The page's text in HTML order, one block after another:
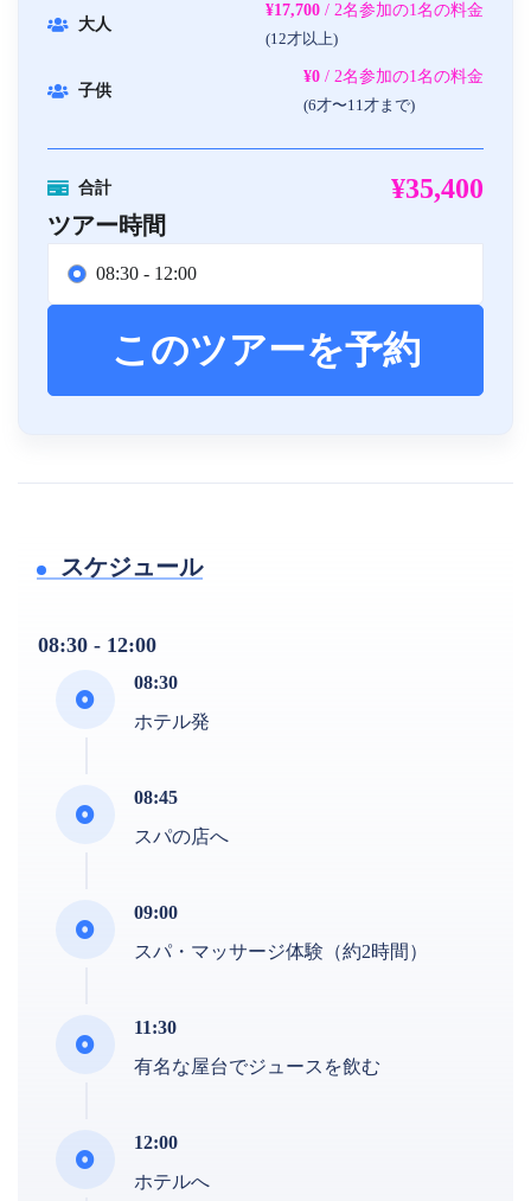
大人
¥17,700 / 2名参加の1名の料金
(12才以上)
子供
¥0 / 2名参加の1名の料金
(6才〜11才まで)
合計 ¥35,400
ツアー時間
08:30 - 12:00
このツアーを予約
スケジュール
08:30 - 12:00
08:30
ホテル発
08:45
スパの店へ
09:00
スパ・マッサージ体験（約2時間）
11:30
有名な屋台でジュースを飲む
12:00
ホテルへ